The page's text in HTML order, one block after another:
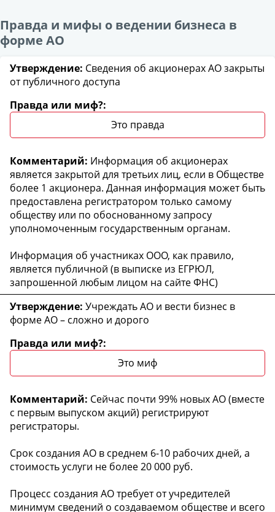
Правда и мифы о ведении бизнеса в
форме АО
Сведения об акционерах АО закрыты
от публичного доступа
Это правда
Информация об акционерах
является закрытой для третьих лиц, если в Обществе
более 1 акционера. Данная информация может быть
предоставлена регистратором только самому
обществу или по обоснованному запросу
уполномоченным государственным органам.
Информация об участниках ООО, как правило,
является публичной (в выписке из ЕГРЮЛ,
запрошенной любым лицом на сайте ФНС)
Учреждать АО и вести бизнес в
форме АО – сложно и дорого
Это миф
Сейчас почти 99% новых АО (вместе
с первым выпуском акций) регистрируют
регистраторы.
Срок создания АО в среднем 6-10 рабочих дней, а
стоимость услуги не более 20 000 руб.
Процесс создания АО требует от учредителей
минимум сведений о создаваемом обществе и всего